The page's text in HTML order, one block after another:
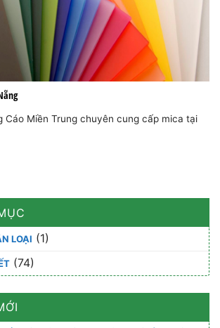
Cáo Miền Trung chuyên cung cấp mica tại
LOẠI (1)
(74)